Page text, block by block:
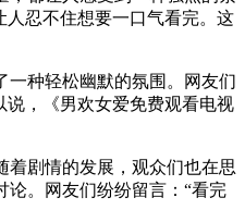
人忍不住想要一口气看完。这
一种轻松幽默的氛围。网友们
说，《男欢女爱免费观看电视
着剧情的发展，观众们也在思
。网友们纷纷留言：“看完